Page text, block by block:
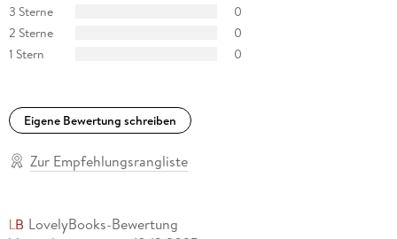
3 Sterne
0
2 Sterne
0
1 Stern
0
Eigene Bewertung schreiben
Zur Empfehlungsrangliste
LovelyBooks-Bewertung